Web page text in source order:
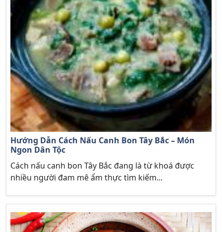
Hướng Dẫn Cách Nấu Canh Bon Tây Bắc – Món
Ngon Dân Tộc
Cách nấu canh bon Tây Bắc đang là từ khoá được
nhiều người đam mê ẩm thực tìm kiếm...